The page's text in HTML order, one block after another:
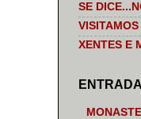
SE
VISITAMOS
XENTES E